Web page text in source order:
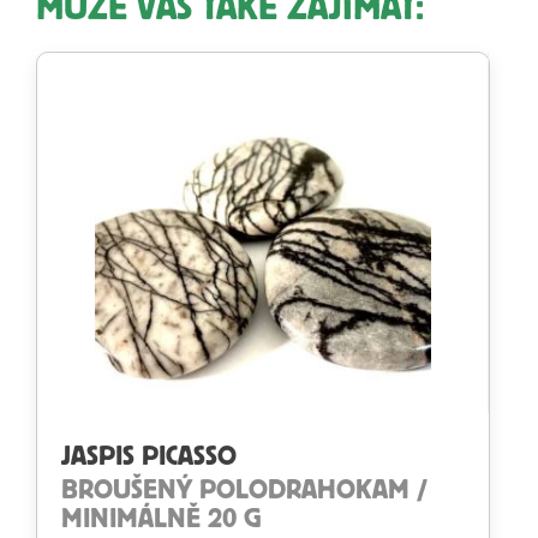
MŮŽE VÁS TAKÉ ZAJÍMAT:
JASPIS PICASSO
BROUŠENÝ POLODRAHOKAM /
MINIMÁLNĚ 20 G